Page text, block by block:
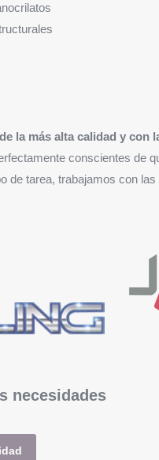
la más alta calidad y con
conscientes de
de tarea, trabajamos con
necesidades